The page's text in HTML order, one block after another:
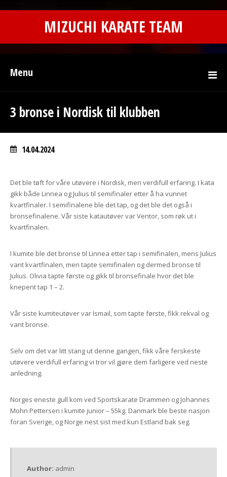
MIZUCHI KARATE TEAM
Menu
3 bronse i Nordisk til klubben
14.04.2024
Det ble tøft for våre utøvere i Nordisk, men verdifull erfaring. I kata
gikk både Linnea og Julius til semifinaler etter å ha vunnet
kvartfinaler. I semifinalene ble det tap, og det ble det også i
bronsefinalene. Vår siste katautøver var Ventor, som røk ut i
kvartfinalen.
I kumite ble det bronse til Linnea etter tap i semifinalen, mens Julius
vant kvartfinalen, men tapte semifinalen og dermed bronse til
Julius. Olivia tapte første og gikk til bronsefinale hvor det ble
knepent tap 1 – 2.
Vår siste kumiteutøver var Ismail, som tapte første, fikk rekval og
vant bronse.
Selv om det var litt stang ut denne gangen, fikk våre ferskeste
utøvere verdifull erfaring vi tror vil gjøre dem farligere ved neste
anledning.
Norges eneste gull kom ved Sportskarate Drammen og Johannes
Mohn Pettersen i kumite junior – 55kg. Danmark ble beste nasjon
foran Sverige, og Norge nest sist med kun Estland bak seg.
Author: admin